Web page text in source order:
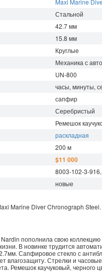
Maxi Marine
Стальной
42.7мм
15.8 мм
Круглые
Механика с
UN-800
часы, минуты,
сапфир
Серебристый
Ремешок
раскладная
200 м
$11 000
8003-102-3-
новые
Marine DiverChronograph
пополнила свою
В новинке трудится
Сапфировое стекло с
влагозащиту. Стрелки и
Ремешок каучуковый, черного